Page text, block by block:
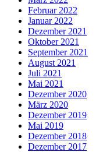
Februar 2022
Januar 2022
Dezember 2021
Oktober 2021
September 2021
August 2021
Juli 2021
Mai 2021
Dezember 2020
März 2020
Dezember 2019
Mai 2019
Dezember 2018
Dezember 2017